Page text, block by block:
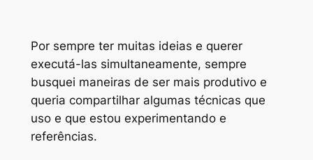
Por sempre ter muitas ideias e querer
executá-las simultaneamente, sempre
busquei maneiras de ser mais produtivo e
queria compartilhar algumas técnicas que
uso e que estou experimentando e
referências.